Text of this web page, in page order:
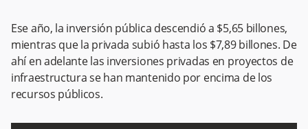
Ese año, la inversión pública descendió a $5,65 billones,
mientras que la privada subió hasta los $7,89 billones. De
ahí en adelante las inversiones privadas en proyectos de
infraestructura se han mantenido por encima de los
recursos públicos.